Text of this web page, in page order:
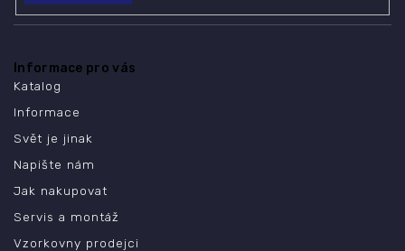
Informace pro vás
Katalog
Informace
Svět je jinak
Napište nám
Jak nakupovat
Servis a montáž
Vzorkovny prodejci